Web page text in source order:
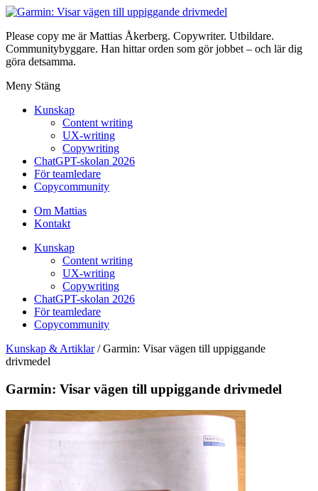
Please copy me är Mattias Åkerberg. Copywriter. Utbildare.
Communitybyggare. Han hittar orden som gör jobbet – och lär dig
göra detsamma.
Meny Stäng
Kunskap
Content writing
UX-writing
Copywriting
ChatGPT-skolan 2026
För teamledare
Copycommunity
Om Mattias
Kontakt
Kunskap
Content writing
UX-writing
Copywriting
ChatGPT-skolan 2026
För teamledare
Copycommunity
Kunskap & Artiklar/Garmin: Visar vägen till uppiggande
drivmedel
Garmin: Visar vägen till uppiggande drivmedel